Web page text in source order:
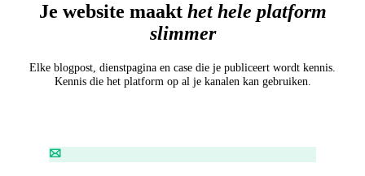
Je website maakt het hele platform
slimmer
Elke blogpost, dienstpagina en case die je publiceert wordt kennis.
Kennis die het platform op al je kanalen kan gebruiken.